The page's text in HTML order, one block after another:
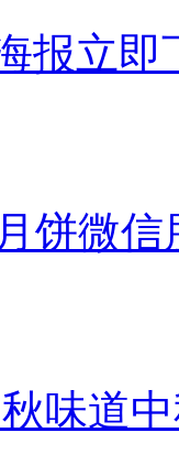
报立即
饼微信
味道